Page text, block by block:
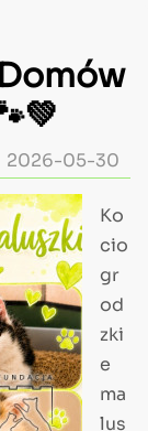
2026-05-30
Ko
cio
gr
od
zki
e
ma
lus